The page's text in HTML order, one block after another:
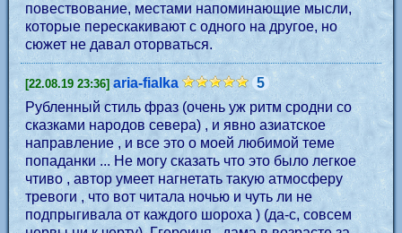
повествование, местами напоминающие мысли,
которые перескакивают с одного на другое, но
сюжет не давал оторваться.
[22.08.19 23:36] aria-fialka
5
Рубленный стиль фраз (очень уж ритм сродни со
сказками народов севера) , и явно азиатское
направление , и все это о моей любимой теме
попаданки ... Не могу сказать что это было легкое
чтиво , автор умеет нагнетать такую атмосферу
тревоги , что вот читала ночью и чуть ли не
подпрыгивала от каждого шороха ) (да-с, совсем